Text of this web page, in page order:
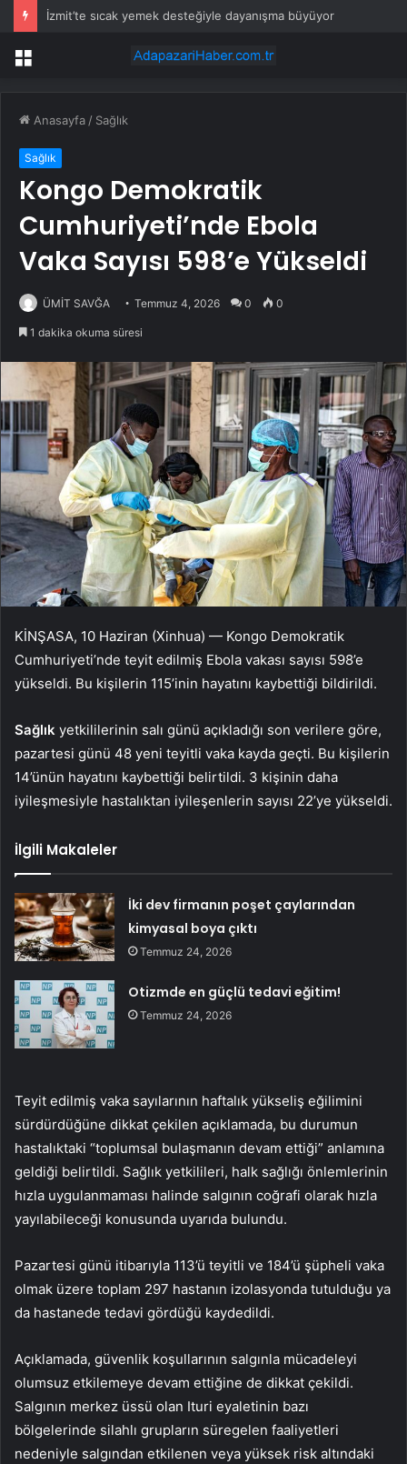
İzmit’te sıcak yemek desteğiyle dayanışma büyüyor
Menü
Anasayfa / Sağlık
Sağlık
Kongo Demokratik
Cumhuriyeti’nde Ebola
Vaka Sayısı 598’e Yükseldi
ÜMİT SAVĞA Temmuz 4, 2026 0 0
1 dakika okuma süresi
KİNŞASA, 10 Haziran (Xinhua) — Kongo Demokratik
Cumhuriyeti’nde teyit edilmiş Ebola vakası sayısı 598’e
yükseldi. Bu kişilerin 115’inin hayatını kaybettiği bildirildi.
Sağlık yetkililerinin salı günü açıkladığı son verilere göre,
pazartesi günü 48 yeni teyitli vaka kayda geçti. Bu kişilerin
14’ünün hayatını kaybettiği belirtildi. 3 kişinin daha
iyileşmesiyle hastalıktan iyileşenlerin sayısı 22’ye yükseldi.
İlgili Makaleler
İki dev firmanın poşet çaylarından
kimyasal boya çıktı
Temmuz 24, 2026
Otizmde en güçlü tedavi eğitim!
Temmuz 24, 2026
Teyit edilmiş vaka sayılarının haftalık yükseliş eğilimini
sürdürdüğüne dikkat çekilen açıklamada, bu durumun
hastalıktaki “toplumsal bulaşmanın devam ettiği” anlamına
geldiği belirtildi. Sağlık yetkilileri, halk sağlığı önlemlerinin
hızla uygulanmaması halinde salgının coğrafi olarak hızla
yayılabileceği konusunda uyarıda bulundu.
Pazartesi günü itibarıyla 113’ü teyitli ve 184’ü şüpheli vaka
olmak üzere toplam 297 hastanın izolasyonda tutulduğu ya
da hastanede tedavi gördüğü kaydedildi.
Açıklamada, güvenlik koşullarının salgınla mücadeleyi
olumsuz etkilemeye devam ettiğine de dikkat çekildi.
Salgının merkez üssü olan Ituri eyaletinin bazı
bölgelerinde silahlı grupların süregelen faaliyetleri
nedeniyle salgından etkilenen veya yüksek risk altındaki